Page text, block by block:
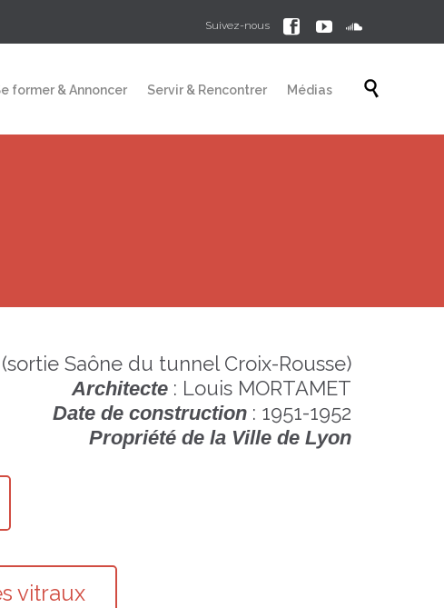
Suivez-nous   
Skip
former & Annoncer Servir & Rencontrer Médias 
(sortie Saône du tunnel Croix-Rousse)
Architecte : Louis MORTAMET
Date de construction : 1951-1952
Propriété de la Ville de Lyon
vitraux